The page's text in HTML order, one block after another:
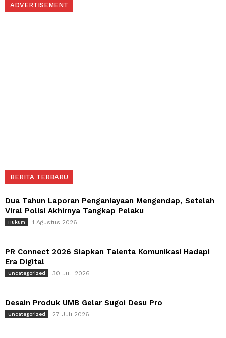
ADVERTISEMENT
BERITA TERBARU
Dua Tahun Laporan Penganiayaan Mengendap, Setelah
Viral Polisi Akhirnya Tangkap Pelaku
Hukum 1 Agustus 2026
PR Connect 2026 Siapkan Talenta Komunikasi Hadapi
Era Digital
Uncategorized 30 Juli 2026
Desain Produk UMB Gelar Sugoi Desu Pro
Uncategorized 27 Juli 2026